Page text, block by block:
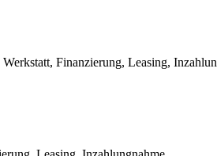
Werkstatt, Finanzierung, Leasing,